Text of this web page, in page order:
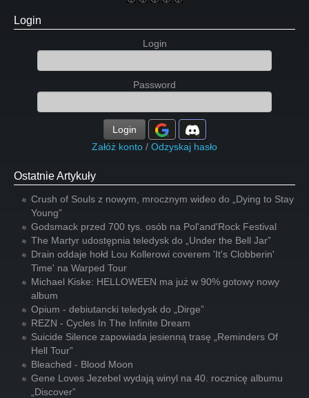
Login
Login
Password
Login
Załóż konto / Odzyskaj hasło
Ostatnie Artykuły
Crush of Souls z nowym, mrocznym wideo do „Dying to Stay
Young”
Godsmack przed 700 tys. osób na Pol'and'Rock Festival
The Martyr udostępnia teledysk do „Under the Bell Jar”
Drain oddaje hołd Lou Kollerowi coverem 'It's Clobberin'
Time' na Warped Tour
Michael Kiske: HELLOWEEN ma już w 90% gotowy nowy
album
Opium - debiutancki teledysk do „Dirge”
REZN - Cycles In The Infinite Dream
Suicide Silence zapowiada jesienną trasę „Reminders Of
Hell Tour”
Bleached - Blood Moon
Gene Loves Jezebel wydają winyl na 40. rocznicę albumu
„Discover”